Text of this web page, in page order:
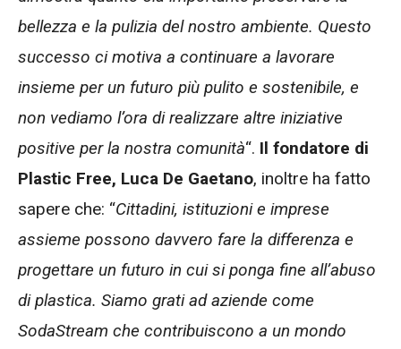
bellezza e la pulizia del nostro ambiente. Questo
successo ci motiva a continuare a lavorare
insieme per un futuro più pulito e sostenibile, e
non vediamo l’ora di realizzare altre iniziative
positive per la nostra comunità“. Il fondatore di
Plastic Free, Luca De Gaetano, inoltre ha fatto
sapere che: “Cittadini, istituzioni e imprese
assieme possono davvero fare la differenza e
progettare un futuro in cui si ponga fine all’abuso
di plastica. Siamo grati ad aziende come
SodaStream che contribuiscono a un mondo